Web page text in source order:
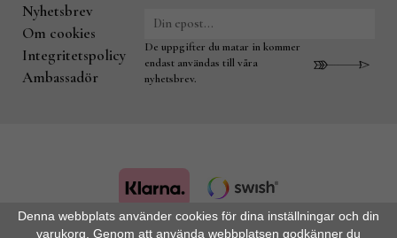
Nyhetsbrev
Om cookies
Integritetspolicy
Ambassadör
De uppgifter du matar in kommer
endast användas till våra
nyhetsbrev.
Denna webbplats använder cookies för dina inställningar och din
varukorg. Genom att använda webbplatsen godkänner du